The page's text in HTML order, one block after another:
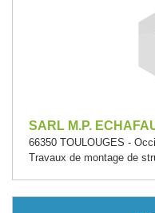
SARL M.P.
66350 TOULOUGES -
Travaux de montage de